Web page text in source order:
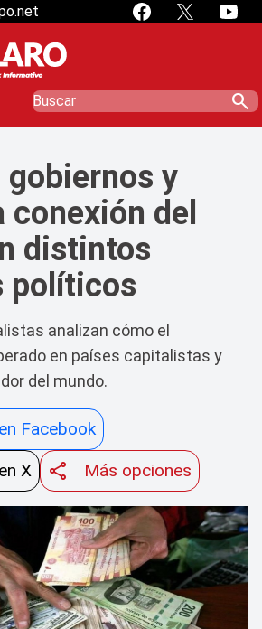
search
gobiernos y
conexión del
distintos
políticos
analizan cómo el
en países capitalistas y
del mundo.
Facebook
X
Más opciones